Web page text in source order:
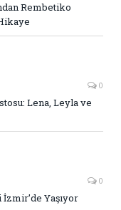
Rembetiko
0
Lena, Leyla ve
0
Yaşıyor